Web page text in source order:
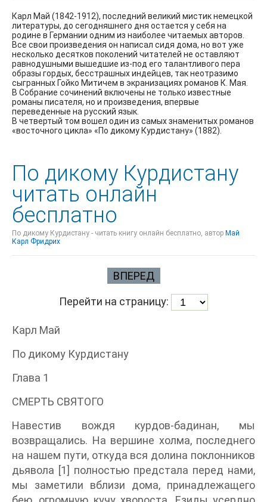
Карл Май (1842-1912), последний великий мистик немецкой
литературы, до сегодняшнего дня остается у себя на
родине в Германии одним из наиболее читаемых авторов.
Все свои произведения он написал сидя дома, но вот уже
несколько десятков поколений читателей не оставляют
равнодушными вышедшие из-под его талантливого пера
образы гордых, бесстрашных индейцев, так неотразимо
сыгранных Гойко Митичем в экранизациях романов К. Мая.
В Собрание сочинений включены не только известные
романы писателя, но и произведения, впервые
переведенные на русский язык.
В четвертый том вошел один из самых знаменитых романов
«восточного цикла» «По дикому Курдистану» (1882).
По дикому Курдистану
читать онлайн
бесплатно
По дикому Курдистану - читать книгу онлайн бесплатно, автор Май
Карл Фридрих
ВПЕРЕД
Перейти на страницу:
Карл Май
По дикому Курдистану
Глава 1
СМЕРТЬ СВЯТОГО
Навестив вождя курдов-бадинан, мы
возвращались. На вершине холма, последнего
на нашем пути, откуда вся долина поклонников
дьявола [1] полностью предстала перед нами,
мы заметили вблизи дома, принадлежащего